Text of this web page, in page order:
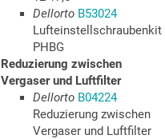
Dellorto B53024
Lufteinstellschraubenkit
PHBG
Reduzierung zwischen
Vergaser und Luftfilter
Dellorto B04224
Reduzierung zwischen
Vergaser und Luftfilter